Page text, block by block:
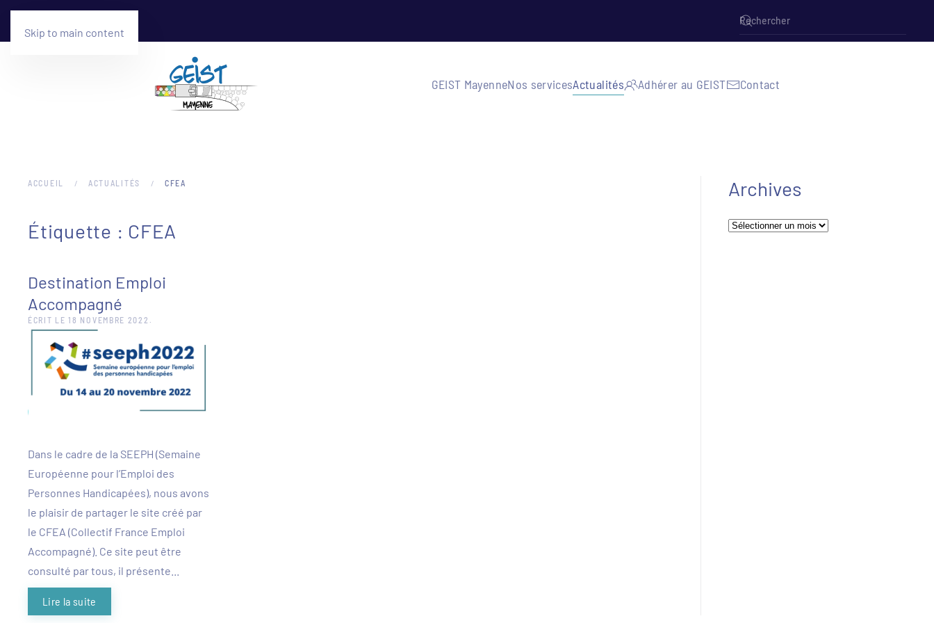
Skip to main content
GEIST MayenneNos servicesActualités Adhérer au GEIST Contact
ACCUEIL ACTUALITÉS CFEA
Étiquette : CFEA
Destination Emploi
Accompagné
ÉCRIT LE18 NOVEMBRE 2022 .
Dans le cadre de la SEEPH (Semaine
Européenne pour l’Emploi des
Personnes Handicapées), nous avons
le plaisir de partager le site créé par
le CFEA (Collectif France Emploi
Accompagné). Ce site peut être
consulté par tous, il présente...
Lire la suite
Archives
Archives